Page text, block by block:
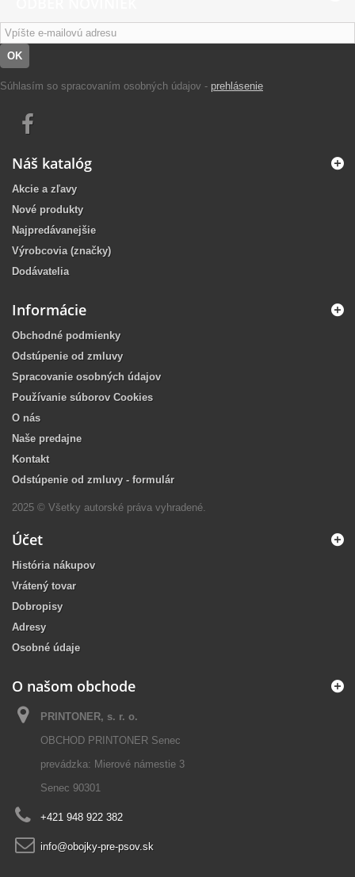
OK
Súhlasím so spracovaním osobných údajov - prehlásenie
Náš katalóg
Akcie a zľavy
Nové produkty
Najpredávanejšie
Výrobcovia (značky)
Dodávatelia
Informácie
Obchodné podmienky
Odstúpenie od zmluvy
Spracovanie osobných údajov
Používanie súborov Cookies
O nás
Naše predajne
Kontakt
Odstúpenie od zmluvy - formulár
2025 © Všetky autorské práva vyhradené.
Účet
História nákupov
Vrátený tovar
Dobropisy
Adresy
Osobné údaje
O našom obchode
PRINTONER, s. r. o.
OBCHOD PRINTONER Senec
prevádzka: Mierové námestie 3
Senec 90301
+421 948 922 382
info@obojky-pre-psov.sk